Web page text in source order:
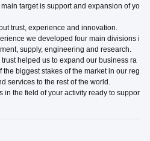
target is support and expansion of yo
trust, experience and innovation.
we developed four main divisions i
supply, engineering and research.
helped us to expand our business ra
biggest stakes of the market in our reg
services to the rest of the world.
in the field of your activity ready to suppor